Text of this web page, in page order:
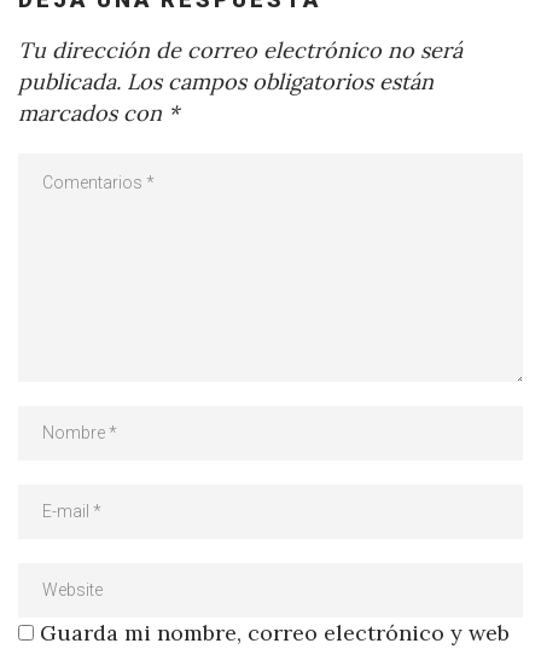
Tu dirección de correo electrónico no será
publicada. Los campos obligatorios están
marcados con *
Guarda mi nombre, correo electrónico y web